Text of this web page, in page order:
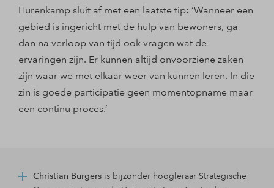
Hurenkamp sluit af met een laatste tip: ‘Wanneer een
gebied is ingericht met de hulp van bewoners, ga
dan na verloop van tijd ook vragen wat de
ervaringen zijn. Er kunnen altijd onvoorziene zaken
zijn waar we met elkaar weer van kunnen leren. In die
zin is goede participatie geen momentopname maar
een continu proces.’
Christian Burgers is bijzonder hoogleraar Strategische